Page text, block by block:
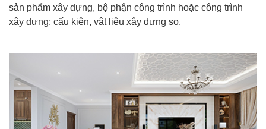
sản phẩm xây dựng, bộ phận công trình hoặc công trình
xây dựng; cấu kiện, vật liệu xây dựng so.